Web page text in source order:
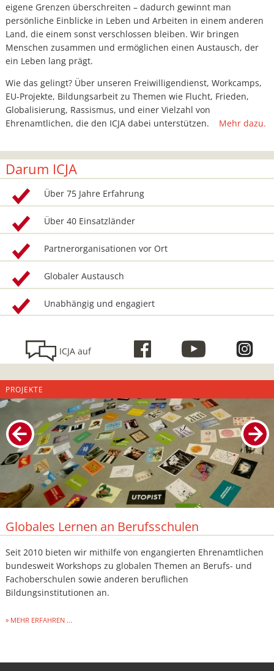
eigene Grenzen überschreiten – dadurch gewinnt man
persönliche Einblicke in Leben und Arbeiten in einem anderen
Land, die einem sonst verschlossen bleiben. Wir bringen
Menschen zusammen und ermöglichen einen Austausch, der
ein Leben lang prägt.
Wie das gelingt? Über unseren Freiwilligendienst, Workcamps,
EU-Projekte, Bildungsarbeit zu Themen wie Flucht, Frieden,
Globalisierung, Rassismus, und einer Vielzahl von
Ehrenamtlichen, die den ICJA dabei unterstützen. Mehr dazu.
Darum ICJA
Über 75 Jahre Erfahrung
Über 40 Einsatzländer
Partnerorganisationen vor Ort
Globaler Austausch
Unabhängig und engagiert
ICJA auf
PROJEKTE
Globales Lernen an Berufsschulen
Seit 2010 bieten wir mithilfe von engangierten Ehrenamtlichen
bundesweit Workshops zu globalen Themen an Berufs- und
Fachoberschulen sowie anderen beruflichen
Bildungsinstitutionen an.
MEHR ERFAHREN ...